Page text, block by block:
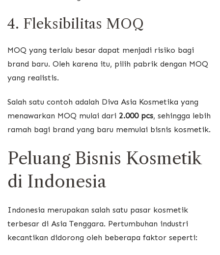
4. Fleksibilitas MOQ
MOQ yang terlalu besar dapat menjadi risiko bagi
brand baru. Oleh karena itu, pilih pabrik dengan MOQ
yang realistis.
Salah satu contoh adalah Diva Asia Kosmetika yang
menawarkan MOQ mulai dari 2.000 pcs, sehingga lebih
ramah bagi brand yang baru memulai bisnis kosmetik.
Peluang Bisnis Kosmetik
di Indonesia
Indonesia merupakan salah satu pasar kosmetik
terbesar di Asia Tenggara. Pertumbuhan industri
kecantikan didorong oleh beberapa faktor seperti: